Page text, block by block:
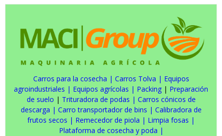
Carros para la cosecha | Carros Tolva | Equipos
agroindustriales | Equipos agrícolas | Packing | Preparación
de suelo | Trituradora de podas | Carros cónicos de
descarga | Carro transportador de bins | Calibradora de
frutos secos | Remecedor de piola | Limpia fosas |
Plataforma de cosecha y poda |